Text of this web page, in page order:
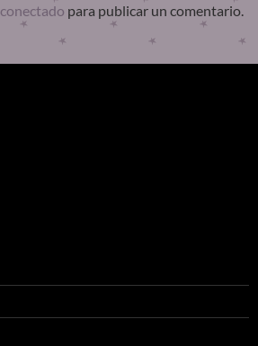
conectado para publicar un comentario.